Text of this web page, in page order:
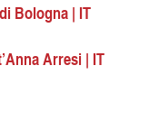
Bologna | IT
Arresi | IT